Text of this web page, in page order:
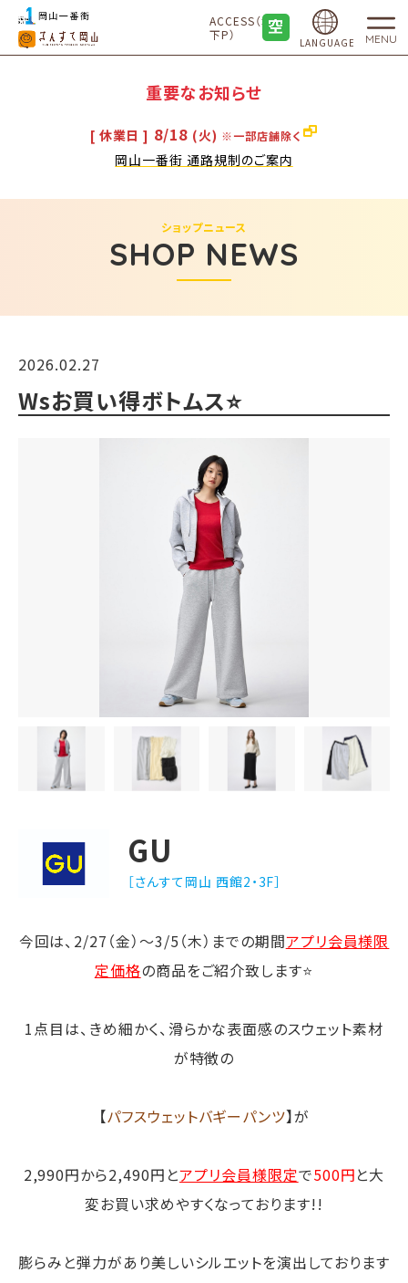
ACCESS（地
下P）
LANGUAGE MENU
重要なお知らせ
[ 休業日 ] 8/18 (火) ※一部店舗除く
岡山一番街 通路規制のご案内
SHOP NEWS
ショップニュース
2026.02.27
Wsお買い得ボトムス⭐️
GU
［さんすて岡山 西館2・3F］
今回は、2/27（金）〜3/5（木）までの期間アプリ会員様限
定価格の商品をご紹介致します⭐️
1点目は、きめ細かく、滑らかな表面感のスウェット素材
が特徴の
【パフスウェットバギーパンツ】が
2,990円から2,490円とアプリ会員様限定で500円と大
変お買い求めやすくなっております!!
膨らみと弾力があり美しいシルエットを演出しております